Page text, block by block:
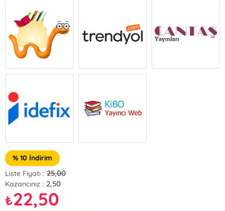
% 10 İndirim
Liste Fiyatı : 25,00
Kazancınız : 2,50
₺22,50